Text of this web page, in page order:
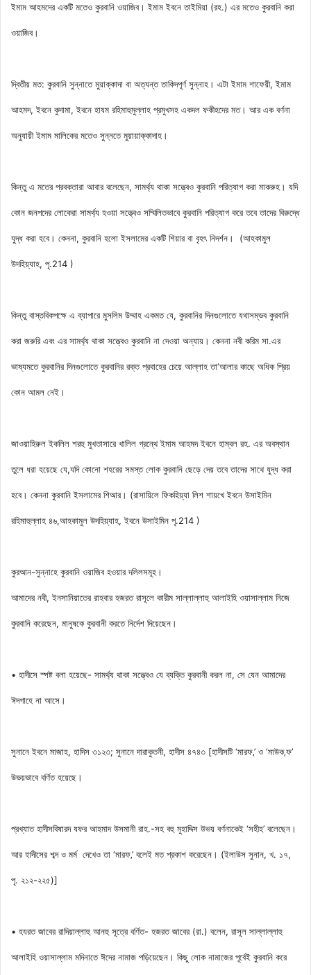
ইমাম আহমদের একটি মতেও কুরবানি ওয়াজিব। ইমাম ইবনে তাইমিয়া (রহ.) এর মতেও কুরবানি করা
ওয়াজিব।
দ্বিতীয় মত: কুরবানি সুন্নাতে মুয়াক্কাদা বা অত্যন্ত তাকিদপূর্ণ সুন্নাহ। এটা ইমাম শাফেয়ী, ইমাম
আহমদ, ইবনে কুদামা, ইবনে হাযম রহিমাহুমুল্লাহ প্রমুখসহ একদল ফকীহদের মত। আর এক বর্ণনা
অনুযায়ী ইমাম মালিকের মতেও সুন্নতে মুয়ায়াক্কাদাহ।
কিন্তু এ মতের প্রবক্তারা আবার বলেছেন, সামর্থ্য থাকা সত্ত্বেও কুরবানি পরিত্যাগ করা মাকরুহ। যদি
কোন জনপদের লোকেরা সামর্থ্য হওয়া সত্ত্বেও সম্মিলিতভাবে কুরবানি পরিত্যাগ করে তবে তাদের বিরুদ্ধে
যুদ্ধ করা হবে। কেননা, কুরবানি হলো ইসলামের একটি শিয়ার বা বৃহৎ নিদর্শন। (আহকামুল
উদহিয়্যাহ, পৃ.214 )
কিন্তু বাস্তবিকপক্ষে এ ব্যাপারে মুসলিম উম্মাহ একমত যে, কুরবানির দিনগুলোতে যথাসম্ভব কুরবানি
করা জরুরি এবং এর সামর্থ্য থাকা সত্ত্বেও কুরবানি না দেওয়া অন্যায়। কেননা নবী করিম সা.এর
ভাষ্যমতে কুরবানির দিনগুলোতে কুরবানির রক্ত প্রবাহের চেয়ে আল্লাহ তা‘আলার কাছে অধিক প্রিয়
কোন আমল নেই।
জাওয়াহিরুল ইকলিল শরহু মুখতাসারে খালিল গ্রন্থে ইমাম আহমদ ইবনে হাম্বল রহ. এর অবস্থান
তুলে ধরা হয়েছে যে,যদি কোনো শহরের সমস্ত লোক কুরবানি ছেড়ে দেয় তবে তাদের সাথে যুদ্ধ করা
হবে। কেননা কুরবানি ইসলামের শিআর। (রাসায়িলে ফিকহিয়্যা লিশ শায়খে ইবনে উসাইমিন
রহিমাহুল্লাহ ৪৬,আহকামুল উদহিয়্যাহ, ইবনে উসাইমিন পৃ.214 )
কুরআন-সুন্নাহে কুরবানি ওয়াজিব হওয়ার দলিলসমূহ।
আমাদের নবী, ইনসানিয়াতের রাহবার হজরত রাসূলে কারীম সাল্লাল্লাহু আলাইহি ওয়াসাল্লাম নিজে
কুরবানি করেছেন, মানুষকে কুরবানী করতে নির্দেশ দিয়েছেন।
• হাদীসে স্পষ্ট বলা হয়েছে- সামর্থ্য থাকা সত্ত্বেও যে ব্যক্তি কুরবানী করল না, সে যেন আমাদের
ঈদগাহে না আসে।
সুনানে ইবনে মাজাহ, হাদিস ৩১২৩; সুনানে দারাকুতনী, হাদীস ৪৭৪৩ [হাদীসটি ‘মারফ‚’ ও ‘মাউক‚ফ’
উভয়ভাবে বর্ণিত হয়েছে।
প্রখ্যাত হাদীসবিষারদ যফর আহমাদ উসমানী রাহ.-সহ বহু মুহাদ্দিস উভয় বর্ণনাকেই ‘সহীহ’ বলেছেন।
আর হাদীসের শব্দ ও মর্ম দেখেও তা ‘মারফ‚’ বলেই মত প্রকাশ করেছেন। (ইলাউস সুনান, খ. ১৭,
পৃ. ২১২-২২৫)]
• হযরত জাবের রাদিয়াল্লাহু আনহু সূত্রে বর্ণিত- হজরত জাবের (রা.) বলেন, রাসূল সাল্লাল্লাহু
আলাইহি ওয়াসাল্লাম মদিনাতে ঈদের নামাজ পড়িয়েছেন। কিছু লোক নামাজের পূর্বেই কুরবানি করে